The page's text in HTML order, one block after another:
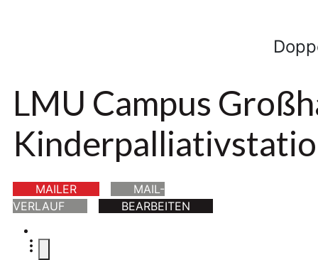
LMU Campus
MAILER
MAIL-
VERLAUF
BEARBEITEN